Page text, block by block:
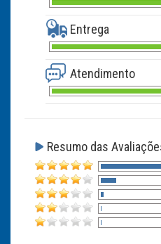
Entrega
Atendimento
Resumo das